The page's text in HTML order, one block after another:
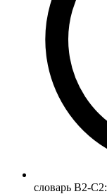
словарь B2-C2: